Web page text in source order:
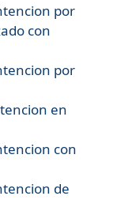
por
con
por
en
con
de